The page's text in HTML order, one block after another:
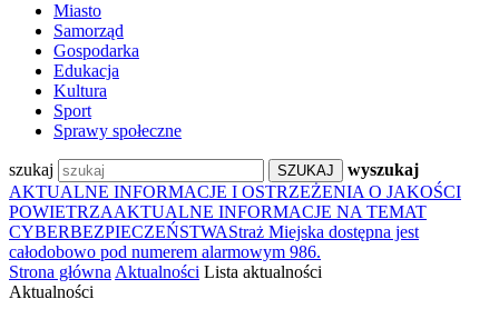
Miasto
Samorząd
Gospodarka
Edukacja
Kultura
Sport
Sprawy społeczne
szukaj
wyszukaj
AKTUALNE INFORMACJE I OSTRZEŻENIA O JAKOŚCI
POWIETRZAAKTUALNE INFORMACJE NA TEMAT
CYBERBEZPIECZEŃSTWAStraż Miejska dostępna jest
całodobowo pod numerem alarmowym 986.
Strona główna Aktualności Lista aktualności
Aktualności